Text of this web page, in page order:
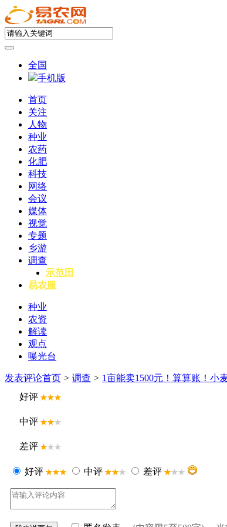
全国
手机版
首页
关注
人物
种业
农药
化肥
科技
网络
会议
媒体
视觉
专题
乡游
调查
示范田
易农服
种业
农资
解读
观点
曝光台
发表评论首页 > 调查 > 1亩能卖1500元！算算账！小
好评
中评
差评
好评 中评 差评